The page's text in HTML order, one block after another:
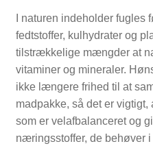
I naturen indeholder
fedtstoffer, kulhydrater og
tilstrækkelige mængder at
vitaminer og mineraler.
ikke længere frihed til at
madpakke, så det er vigtigt,
som er velafbalanceret og
næringsstoffer, de behøver i